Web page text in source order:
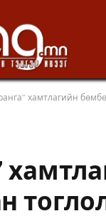
хамтлагийн